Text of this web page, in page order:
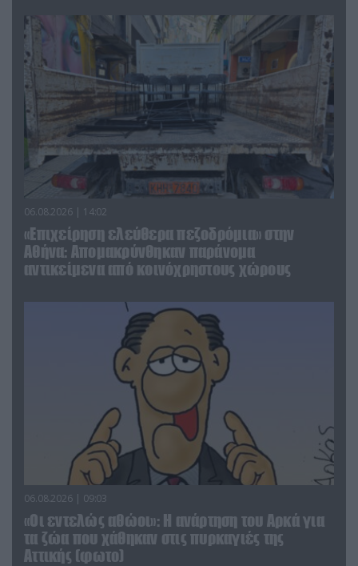
06.08.2026 | 14:02
«Επιχείρηση ελεύθερα πεζοδρόμια» στην
Αθήνα: Απομακρύνθηκαν παράνομα
αντικείμενα από κοινόχρηστους χώρους
06.08.2026 | 09:03
«Οι εντελώς αθώοι»: Η ανάρτηση του Αρκά για
τα ζώα που χάθηκαν στις πυρκαγιές της
Αττικής (φωτο)